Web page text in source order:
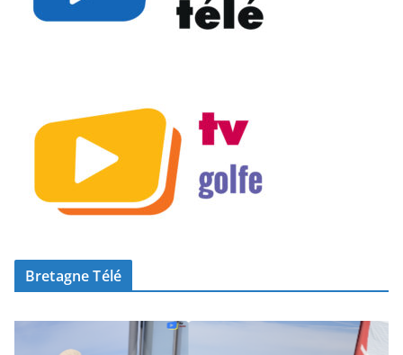
Bretagne Télé